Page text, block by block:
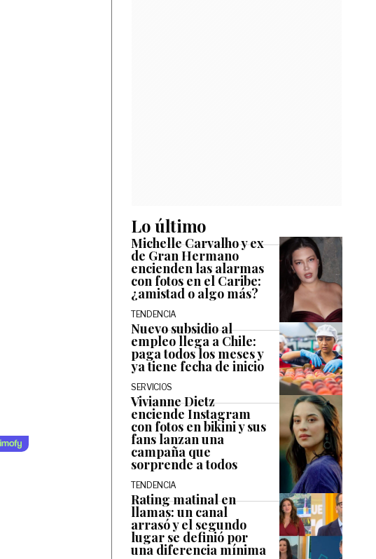
Lo último
Michelle Carvalho y ex
de Gran Hermano
encienden las alarmas
con fotos en el Caribe:
¿amistad o algo más?
TENDENCIA
Nuevo subsidio al
empleo llega a Chile:
paga todos los meses y
ya tiene fecha de inicio
SERVICIOS
Vivianne Dietz
enciende Instagram
con fotos en bikini y sus
fans lanzan una
campaña que
sorprende a todos
TENDENCIA
Rating matinal en
llamas: un canal
arrasó y el segundo
lugar se definió por
una diferencia mínima